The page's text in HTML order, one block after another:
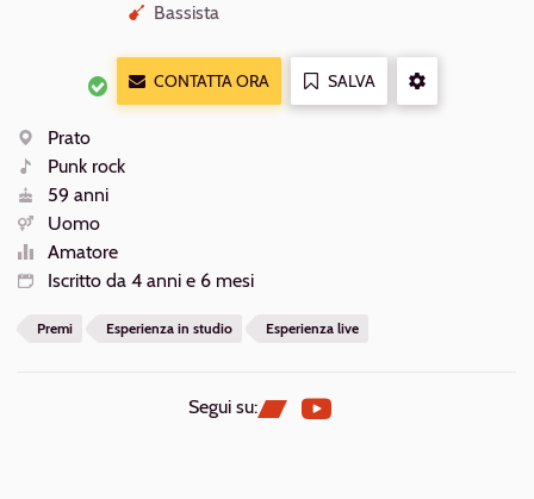
Bassista
CONTATTA ORA
SALVA
ALTRE
Luogo
Prato
Generi
Punk rock
Età
59 anni
Sesso
Uomo
Livello
Amatore
Iscritto da 4 anni e 6 mesi
Premi Esperienza in studio Esperienza live
Segui su: